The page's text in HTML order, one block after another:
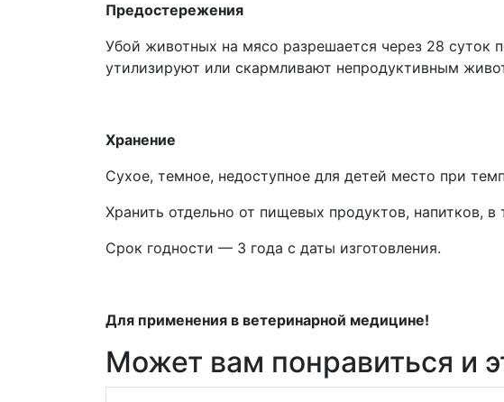
Предостережения
Убой животных на мясо разрешается через 28 суток
утилизируют или скармливают непродуктивным
Хранение
Сухое, темное, недоступное для детей место при
Хранить отдельно от пищевых продуктов, напитков,
Срок годности — 3 года с даты изготовления.
Для применения в ветеринарной медицине!
Может вам понравиться и